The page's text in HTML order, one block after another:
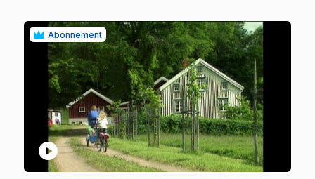
Abonnement
play_circle